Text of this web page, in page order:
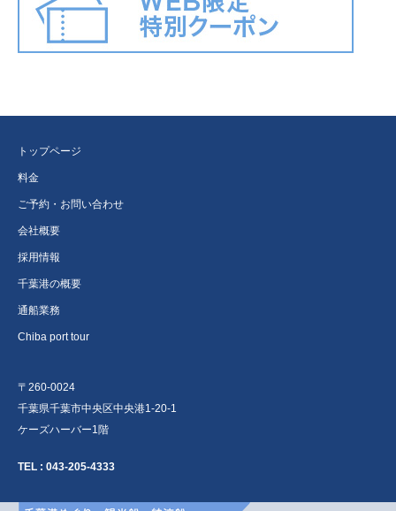
トップページ
料金
ご予約・お問い合わせ
会社概要
採用情報
千葉港の概要
通船業務
Chiba port tour
〒260-0024
千葉県千葉市中央区中央港1-20-1
ケーズハーバー1階
TEL : 043-205-4333